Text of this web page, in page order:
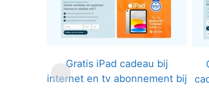
Gratis iPad cadeau bij
internet en tv abonnement bij